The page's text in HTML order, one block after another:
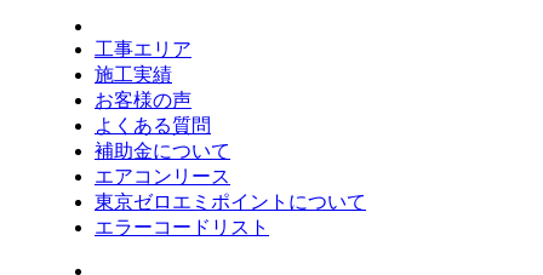
工事エリア
施工実績
お客様の声
よくある質問
補助金について
エアコンリース
東京ゼロエミポイントについて
エラーコードリスト